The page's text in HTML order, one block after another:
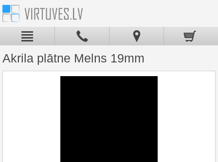
Akrila plātne Melns 19mm